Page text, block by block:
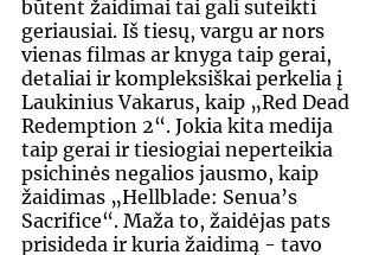
būtent žaidimai tai gali suteikti
geriausiai. Iš tiesų, vargu ar nors
vienas filmas ar knyga taip gerai,
detaliai ir kompleksiškai perkelia į
Laukinius Vakarus, kaip „Red Dead
Redemption 2“. Jokia kita medija
taip gerai ir tiesiogiai neperteikia
psichinės negalios jausmo, kaip
žaidimas „Hellblade: Senua’s
Sacrifice“. Maža to, žaidėjas pats
prisideda ir kuria žaidimą - tavo